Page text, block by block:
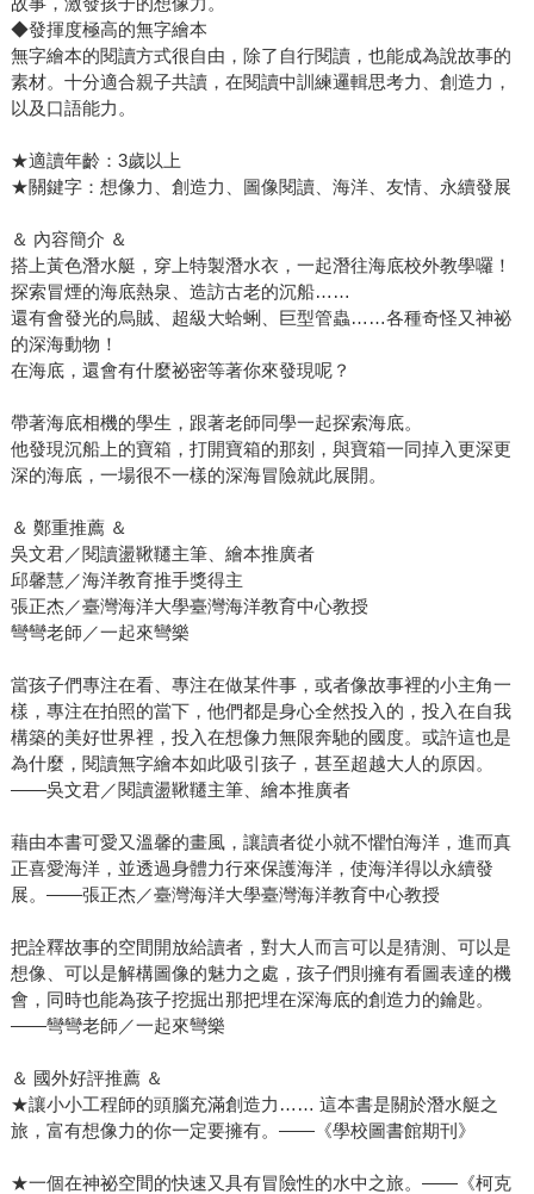
◆發揮度極高的無字繪本
無字繪本的閱讀方式很自由，除了自行閱讀，也能成為說故事的
素材。十分適合親子共讀，在閱讀中訓練邏輯思考力、創造力，
以及口語能力。
★適讀年齡：3歲以上
★關鍵字：想像力、創造力、圖像閱讀、海洋、友情、永續發展
＆ 內容簡介 ＆
搭上黃色潛水艇，穿上特製潛水衣，一起潛往海底校外教學囉！
探索冒煙的海底熱泉、造訪古老的沉船……
還有會發光的烏賊、超級大蛤蜊、巨型管蟲……各種奇怪又神祕
的深海動物！
在海底，還會有什麼祕密等著你來發現呢？
帶著海底相機的學生，跟著老師同學一起探索海底。
他發現沉船上的寶箱，打開寶箱的那刻，與寶箱一同掉入更深更
深的海底，一場很不一樣的深海冒險就此展開。
＆ 鄭重推薦 ＆
吳文君／閱讀盪鞦韆主筆、繪本推廣者
邱馨慧／海洋教育推手獎得主
張正杰／臺灣海洋大學臺灣海洋教育中心教授
彎彎老師／一起來彎樂
當孩子們專注在看、專注在做某件事，或者像故事裡的小主角一
樣，專注在拍照的當下，他們都是身心全然投入的，投入在自我
構築的美好世界裡，投入在想像力無限奔馳的國度。或許這也是
為什麼，閱讀無字繪本如此吸引孩子，甚至超越大人的原因。
——吳文君／閱讀盪鞦韆主筆、繪本推廣者
藉由本書可愛又溫馨的畫風，讓讀者從小就不懼怕海洋，進而真
正喜愛海洋，並透過身體力行來保護海洋，使海洋得以永續發
展。——張正杰／臺灣海洋大學臺灣海洋教育中心教授
把詮釋故事的空間開放給讀者，對大人而言可以是猜測、可以是
想像、可以是解構圖像的魅力之處，孩子們則擁有看圖表達的機
會，同時也能為孩子挖掘出那把埋在深海底的創造力的鑰匙。
——彎彎老師／一起來彎樂
＆ 國外好評推薦 ＆
★讓小小工程師的頭腦充滿創造力…… 這本書是關於潛水艇之
旅，富有想像力的你一定要擁有。——《學校圖書館期刊》
★一個在神祕空間的快速又具有冒險性的水中之旅。——《柯克